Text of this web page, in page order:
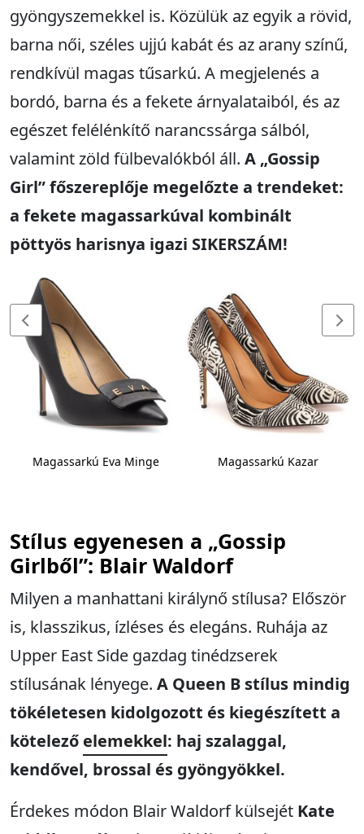
gyöngyszemekkel is. Közülük az egyik a rövid,
barna női, széles ujjú kabát és az arany színű,
rendkívül magas tűsarkú. A megjelenés a
bordó, barna és a fekete árnyalataiból, és az
egészet felélénkítő narancssárga sálból,
valamint zöld fülbevalókból áll. A „Gossip
Girl” főszereplője megelőzte a trendeket:
a fekete magassarkúval kombinált
pöttyös harisnya igazi SIKERSZÁM!
Magassarkú Eva Minge Magassarkú Kazar
Stílus egyenesen a „Gossip
Girlből”: Blair Waldorf
Milyen a manhattani királynő stílusa? Először
is, klasszikus, ízléses és elegáns. Ruhája az
Upper East Side gazdag tinédzserek
stílusának lényege. A Queen B stílus mindig
tökéletesen kidolgozott és kiegészített a
kötelező elemekkel: haj szalaggal,
kendővel, brossal és gyöngyökkel.
Érdekes módon Blair Waldorf külsejét Kate